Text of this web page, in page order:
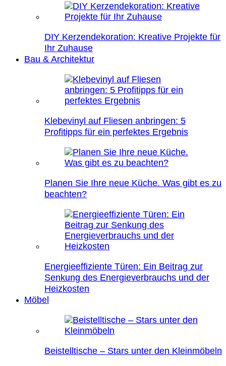
DIY Kerzendekoration: Kreative Projekte für
Ihr Zuhause
Bau & Architektur
Klebevinyl auf Fliesen anbringen: 5
Profitipps für ein perfektes Ergebnis
Planen Sie Ihre neue Küche. Was gibt es zu
beachten?
Energieeffiziente Türen: Ein Beitrag zur
Senkung des Energieverbrauchs und der
Heizkosten
Möbel
Beistelltische – Stars unter den Kleinmöbeln